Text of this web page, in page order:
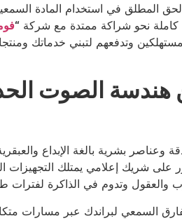
في استخدام المادة
كاملة نحو شراكة ممتدة مع شركة “
وتدفعهم لتبني خدماتك
الصوت
بشرية بالغة الإبداع
على شريك إعلامي يمتلك التجهيزات
والعقول وتدوم في الذاكرة لفترات
السمعي لبراندك عبر مسارات